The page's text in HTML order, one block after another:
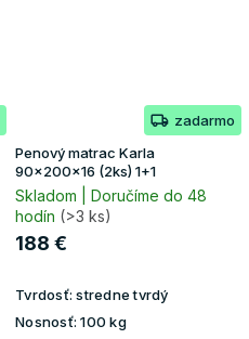
zadarmo
Penový matrac Karla
90x200x16 (2ks) 1+1
Skladom | Doručíme do 48
hodín (>3 ks)
188 €
Tvrdosť: stredne tvrdý
Nosnosť: 100 kg